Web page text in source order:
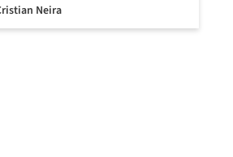
Neira